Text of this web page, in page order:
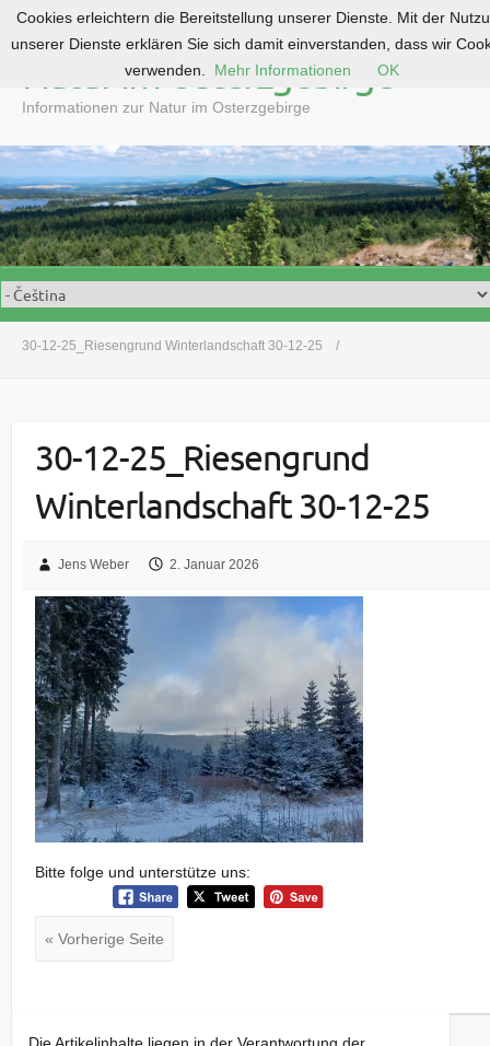
o
c
o
n
t
e
n
Natur im Osterzgebirge
Informationen zur Natur im Osterzgebirge
30-12-25_Riesengrund Winterlandschaft 30-12-25
30-12-25_Riesengrund
Winterlandschaft 30-12-25
Jens Weber 2. Januar 2026
Bitte folge und unterstütze uns:
« Vorherige Seite
Cookies erleichtern die Bereitstellung unserer Dienste. Mit der
unserer Dienste erklären Sie sich damit einverstanden, dass wir
verwenden.
Mehr Informationen OK